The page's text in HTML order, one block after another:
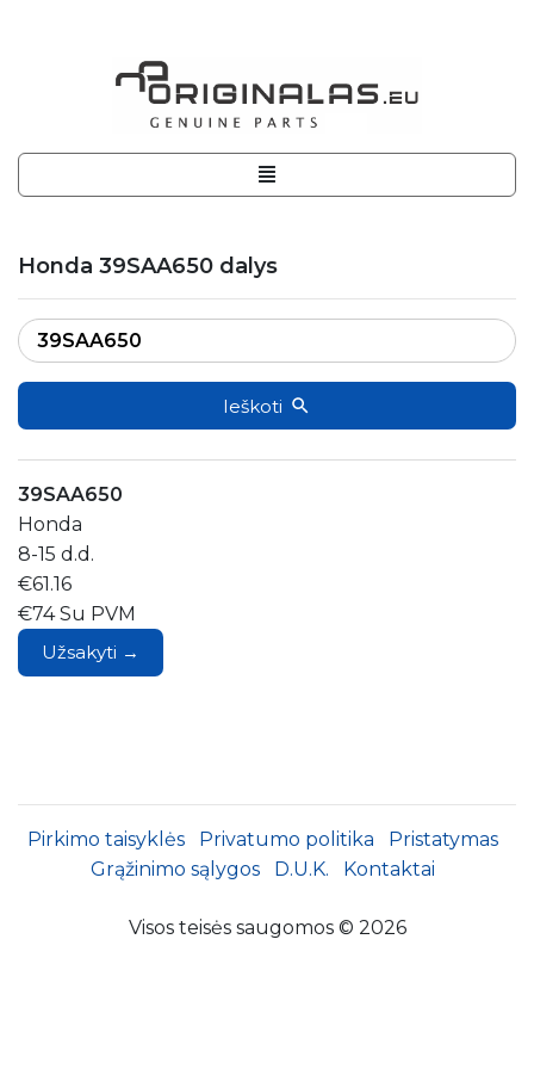
Honda 39SAA650 dalys
Ieškoti
39SAA650
Honda
8-15 d.d.
€61.16
€74 Su PVM
Užsakyti →
Pirkimo taisyklės Privatumo politika
Pristatymas
Grąžinimo sąlygos
D.U.K. Kontaktai
Visos teisės saugomos © 2026